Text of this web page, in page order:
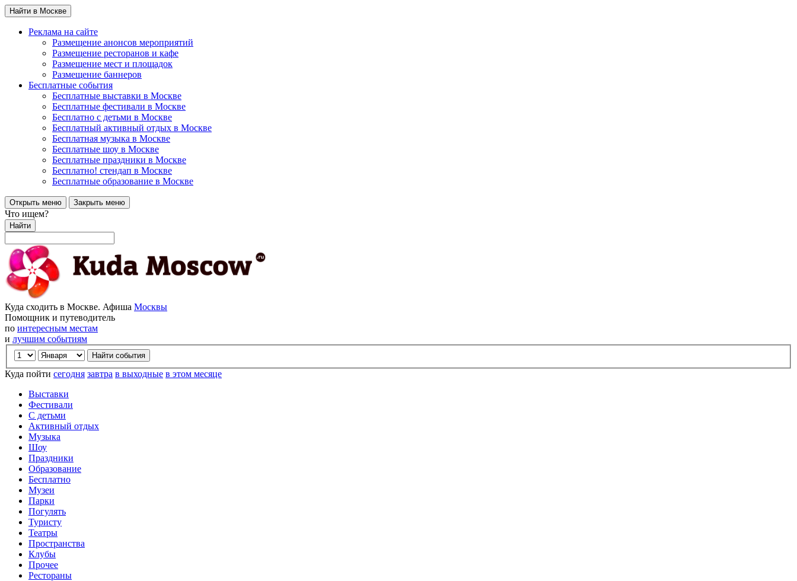
Найти в Москве
Реклама на сайте
Размещение анонсов мероприятий
Размещение ресторанов и кафе
Размещение мест и площадок
Размещение баннеров
Бесплатные события
Бесплатные выставки в Москве
Бесплатные фестивали в Москве
Бесплатно с детьми в Москве
Бесплатный активный отдых в Москве
Бесплатная музыка в Москве
Бесплатные шоу в Москве
Бесплатные праздники в Москве
Бесплатно! стендап в Москве
Бесплатные образование в Москве
Открыть меню Закрыть меню
Что ищем?
Найти
Куда сходить в Москве. Афиша Москвы
Помощник и путеводитель
по интересным местам
и лучшим событиям
Куда пойти сегодня завтра в выходные в этом месяце
Выставки
Фестивали
С детьми
Активный отдых
Музыка
Шоу
Праздники
Образование
Бесплатно
Музеи
Парки
Погулять
Туристу
Театры
Пространства
Клубы
Прочее
Рестораны